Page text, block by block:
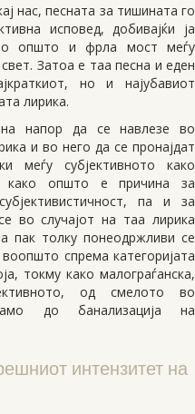
нас, песната за тишината го
исповед, добивајќи ја
општо и фрла мост меѓу
Затоа е таа песна и еден
но и најубавиот
лирика.
напор да се навлезе во
и во него да се пронајдат
меѓу субјективното како
како општо е причина за
па и за
во случајот на таа лирика
пак толку понеодржливи се
спрема категоријата
токму како малограѓанска,
од смелото во
само до банализација на
интензитет на